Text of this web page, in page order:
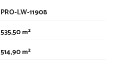
PRO-LW-11908
535,50 m²
514,90 m²